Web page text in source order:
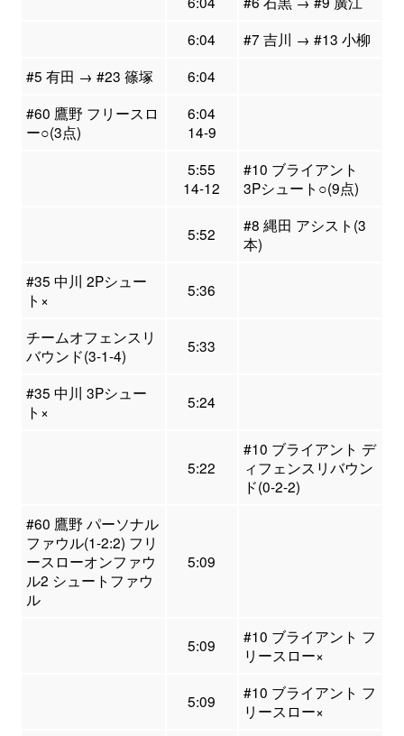
6:04
#7 吉川 → #13 小柳
#5 有田 → #23 篠塚
6:04
#60 鷹野 フリースロ
ー○(3点)
6:04
14-9
5:55
14-12
#10 ブライアント
3Pシュート○(9点)
5:52
#8 縄田 アシスト(3
本)
#35 中川 2Pシュー
ト×
5:36
チームオフェンスリ
バウンド(3-1-4)
5:33
#35 中川 3Pシュー
ト×
5:24
5:22
#10 ブライアント デ
ィフェンスリバウン
ド(0-2-2)
#60 鷹野 パーソナル
ファウル(1-2:2) フリ
ースローオンファウ
ル2 シュートファウ
ル
5:09
5:09
#10 ブライアント フ
リースロー×
5:09
#10 ブライアント フ
リースロー×